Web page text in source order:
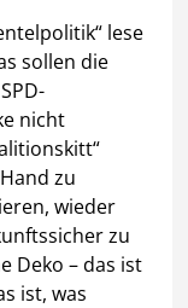
lese
sollen die
nicht
zu
wieder
zu
Deko – das ist
ist, was